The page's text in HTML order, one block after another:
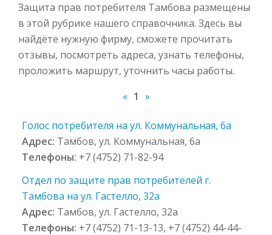
Защита прав потребителя Тамбова размещены
в этой рубрике нашего справочника. Здесь вы
найдёте нужную фирму, сможете прочитать
отзывы, посмотреть адреса, узнать телефоны,
проложить маршрут, уточнить часы работы.
« 1 »
Голос потребителя на ул. Коммунальная, 6а
Адрес: Тамбов, ул. Коммунальная, 6а
Телефоны: +7 (4752) 71-82-94
Отдел по защите прав потребителей г.
Тамбова на ул. Гастелло, 32а
Адрес: Тамбов, ул. Гастелло, 32а
Телефоны: +7 (4752) 71-13-13, +7 (4752) 44-44-